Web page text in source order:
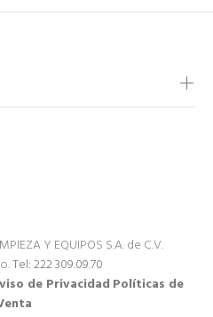
Y EQUIPOS S.A. de C.V.
Tel: 222 309.09.70
de Privacidad Políticas de